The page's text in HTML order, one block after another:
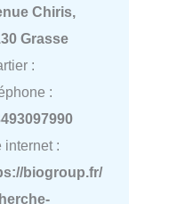
Chiris,
Grasse
:
:
internet :
biogroup.fr/